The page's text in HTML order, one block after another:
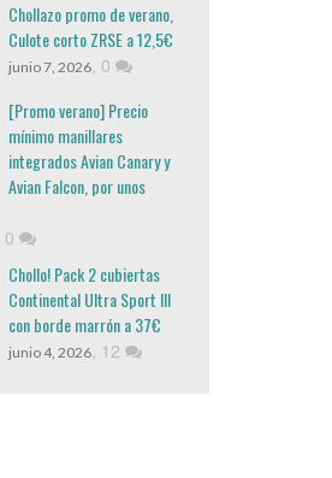
Chollazo promo de verano,
Culote corto ZRSE a 12,5€
junio 7, 2026, 0
[Promo verano] Precio
mínimo manillares
integrados Avian Canary y
Avian Falcon, por unos
0
Chollo! Pack 2 cubiertas
Continental Ultra Sport III
con borde marrón a 37€
junio 4, 2026, 12